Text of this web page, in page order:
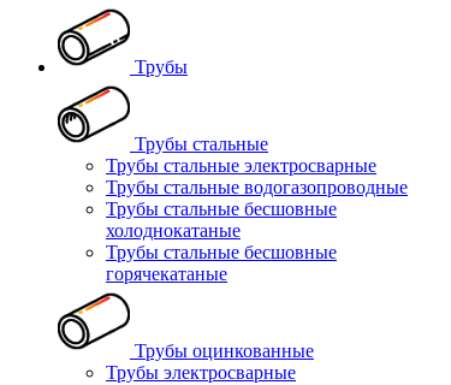
Трубы
Трубы стальные
Трубы стальные электросварные
Трубы стальные водогазопроводные
Трубы стальные бесшовные
холоднокатаные
Трубы стальные бесшовные
горячекатаные
Трубы оцинкованные
Трубы электросварные